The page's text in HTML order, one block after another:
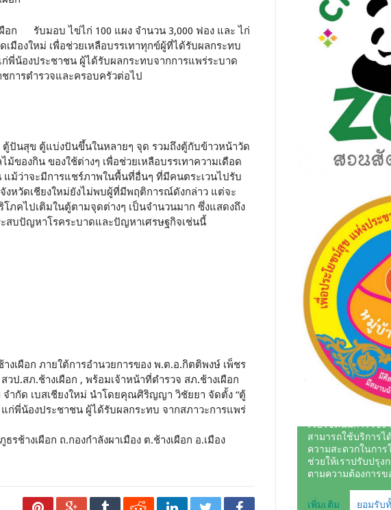
อก รับมอบ ไข่ไก่ 100 แผง จำนวน 3,000 ฟอง และ ไก่
เมืองใหม่ เพื่อช่วยเหลือบรรเทาทุกข์ผู้ที่ได้รับผลกระทบ
พี่น้องประชาชน ผู้ได้รับผลกระทบจากการแพร่ระบาด
ชการตำรวจและครอบครัวต่อไป
ปันสุข ตู้แบ่งปันขึ้นในหลายๆ จุด รวมถึงตู้กับข้าวหน้าวัด
ของกิน ของใช้ต่างๆ เพื่อช่วยเหลือบรรเทาความเดือด
ม้ว่าจะมีการแชร์ภาพในพื้นที่อื่นๆ ที่มีคนตระเวนไปรับ
งหวัดเชียงใหม่ยังไม่พบผู้ที่มีพฤติการณ์ดังกล่าว แต่จะ
ภคไปเติมในตู้ตามจุดต่างๆ เป็นจำนวนมาก ซึ่งแสดงถึง
สบปัญหาโรคระบาดและปัญหาเศรษฐกิจเช่นนี้
งเผือก ภายใต้การอำนวยการของ พ.ต.อ.กิตติพงษ์ เพ็ชร
ป.สภ.ช้างเผือก , พร้อมเจ้าหน้าที่ตำรวจ สภ.ช้างเผือก
ำกัด เบสเชียงใหม่ นำโดยคุณศิริญญา​ วิชัยยา จัดตั้ง “ตู้
ก่พี่น้องประชาชน ผู้ได้รับผลกระทบ จากสภาวะการแพร่
ช้างเผือก ถ.กองกำลังผาเมือง ต.ช้างเผือก อ.เมือง